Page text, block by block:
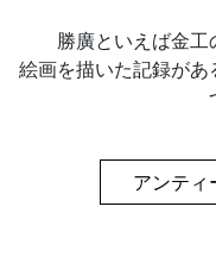
勝廣といえば金
絵画を描いた記録が
アンテ